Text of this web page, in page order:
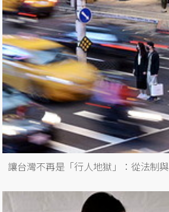
讓台灣不再是「行人地獄」：從法制